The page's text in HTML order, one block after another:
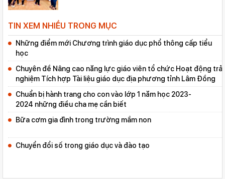
TIN XEM NHIỀU TRONG MỤC
Những điểm mới Chương trình giáo dục phổ thông cấp tiểu
học
Chuyên đề Nâng cao năng lực giáo viên tổ chức Hoạt động trải
nghiệm Tích hợp Tài liệu giáo dục địa phương tỉnh Lâm Đồng
Chuẩn bị hành trang cho con vào lớp 1 năm học 2023-
2024 những điều cha mẹ cần biết
Bữa cơm gia đình trong trường mầm non
Chuyển đổi số trong giáo dục và đào tạo